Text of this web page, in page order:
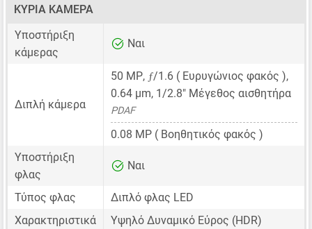
ΚΎΡΙΑ ΚΆΜΕΡΑ
Υποστήριξη
κάμερας
Ναι
Διπλή κάμερα
50 MP, ƒ/1.6 ( Ευρυγώνιος φακός ),
0.64 μm, 1/2.8" Μέγεθος αισθητήρα
PDAF
0.08 MP ( Βοηθητικός φακός )
Υποστήριξη
φλας
Ναι
Τύπος φλας
Διπλό φλας LED
Χαρακτηριστικά
Υψηλό Δυναμικό Εύρος (HDR)